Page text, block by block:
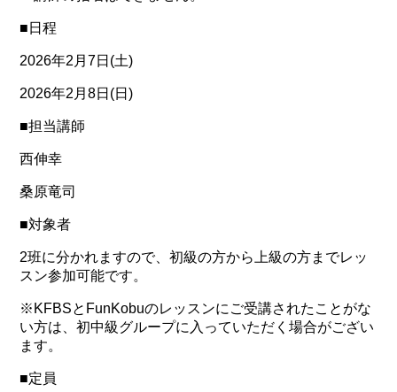
■日程
2026年2月7日(土)
2026年2月8日(日)
■担当講師
西伸幸
桑原竜司
■対象者
2班に分かれますので、初級の方から上級の方までレッ
スン参加可能です。
※KFBSとFunKobuのレッスンにご受講されたことがな
い方は、初中級グループに入っていただく場合がござい
ます。
■定員